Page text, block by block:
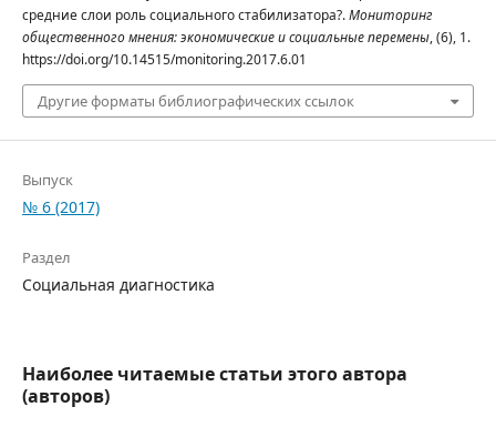
средние слои роль социального стабилизатора?.Мониторинг
общественного мнения: экономические и социальные перемены, (6), 1.
https://doi.org/10.14515/monitoring.2017.6.01
Другие форматы библиографических ссылок
Выпуск
№ 6 (2017)
Раздел
Социальная диагностика
Наиболее читаемые статьи этого автора
(авторов)